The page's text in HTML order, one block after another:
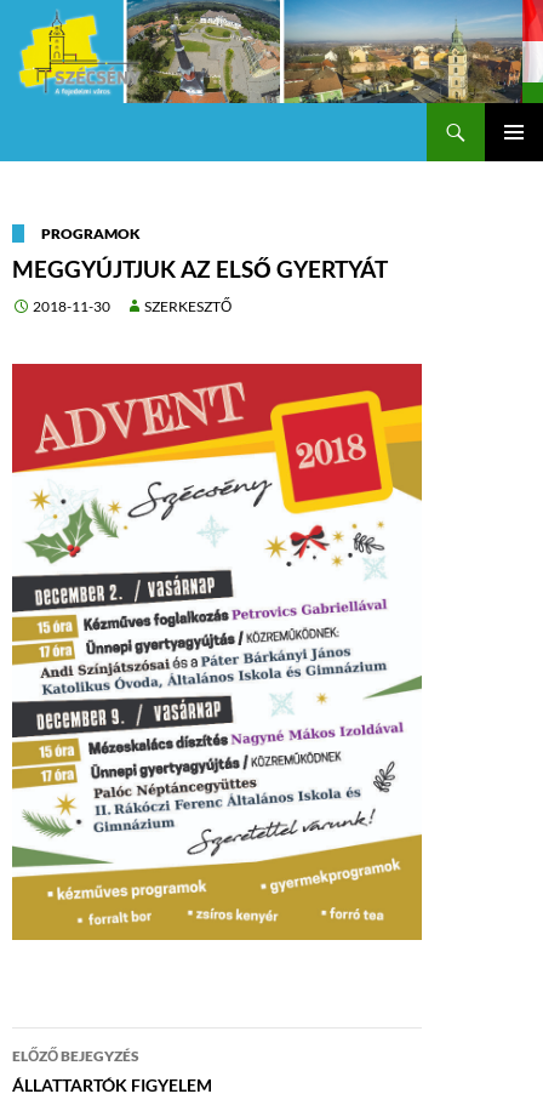
PROGRAMOK
MEGGYÚJTJUK AZ ELSŐ GYERTYÁT
2018-11-30 SZERKESZTŐ
Bejegyzés
navigáció
ELŐZŐ BEJEGYZÉS
ÁLLATTARTÓK FIGYELEM